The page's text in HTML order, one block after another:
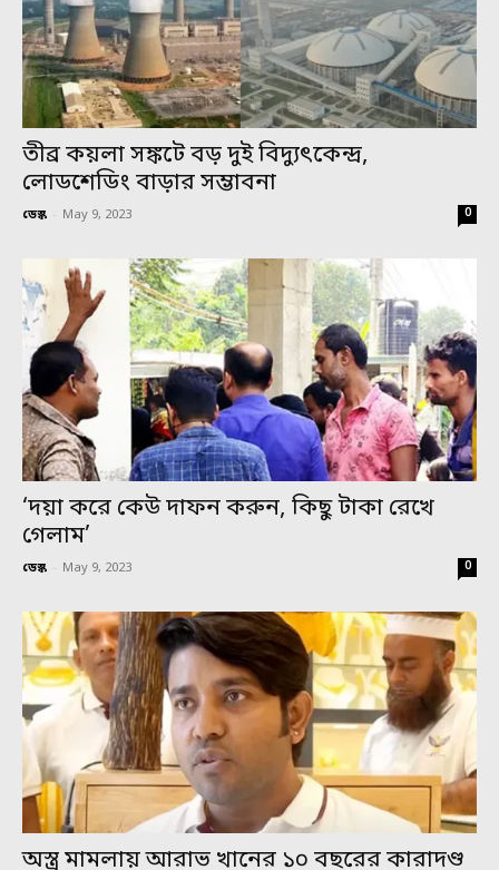
তীব্র কয়লা সঙ্কটে বড় দুই বিদ্যুৎকেন্দ্র,
লোডশেডিং বাড়ার সম্ভাবনা
ডেস্ক - May 9, 2023 0
‘দয়া করে কেউ দাফন করুন, কিছু টাকা রেখে
গেলাম’
ডেস্ক - May 9, 2023 0
অস্ত্র মামলায় আরাভ খানের ১০ বছরের কারাদণ্ড